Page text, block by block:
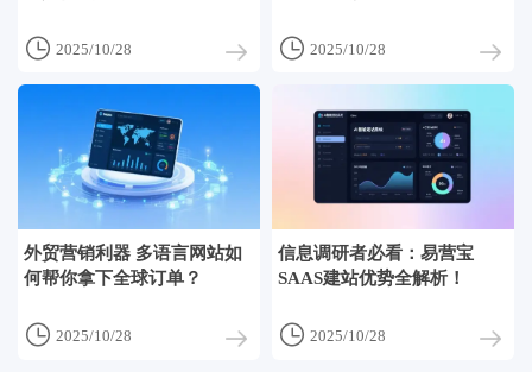
 2025/10/28  2025/10/28
外贸营销利器 多语言网站如
何帮你拿下全球订单？
 2025/10/28
信息调研者必看：易营宝
SAAS建站优势全解析！
 2025/10/28